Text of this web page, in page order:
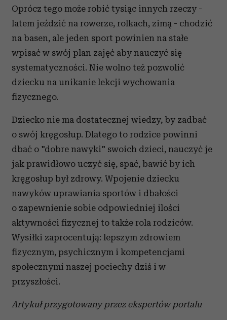
Oprócz tego może robić tysiąc innych rzeczy -
latem jeździć na rowerze, rolkach, zimą - chodzić
na basen, ale jeden sport powinien na stałe
wpisać w swój plan zajęć aby nauczyć się
systematyczności. Nie wolno też pozwolić
dziecku na unikanie lekcji wychowania
fizycznego.
Dziecko nie ma dostatecznej wiedzy, by zadbać
o swój kręgosłup. Dlatego to rodzice powinni
dbać o "dobre nawyki" swoich dzieci, nauczyć je
jak prawidłowo uczyć się, spać, bawić by ich
kręgosłup był zdrowy. Wpojenie dziecku
nawyków uprawiania sportów i dbałości
o zapewnienie sobie odpowiedniej ilości
aktywności fizycznej to także rola rodziców.
Wysiłki zaprocentują: lepszym zdrowiem
fizycznym, psychicznym i kompetencjami
społecznymi naszej pociechy dziś i w
przyszłości.
Artykuł przygotowany przez ekspertów portalu